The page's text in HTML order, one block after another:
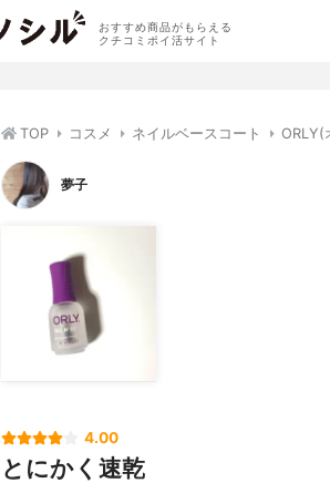
おすすめ商品がもらえる
クチコミポイ活サイト
TOP コスメ ネイルベースコート ORLY(
夢子
4.00
とにかく速乾